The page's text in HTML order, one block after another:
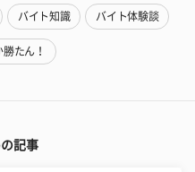
バイト知識 バイト体験談
たん！
記事